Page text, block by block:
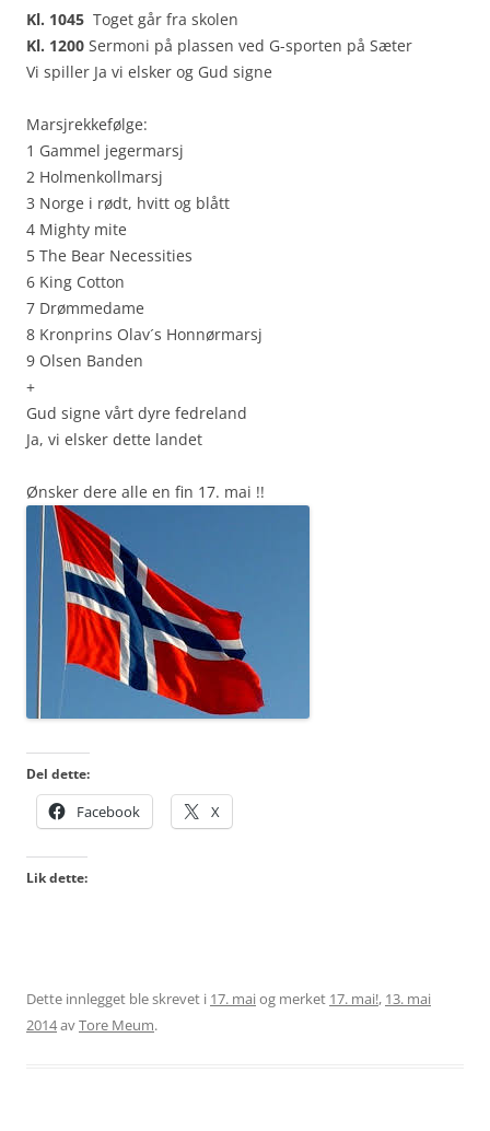
Kl. 1045 Toget går fra skolen
Kl. 1200 Sermoni på plassen ved G-sporten på Sæter
Vi spiller Ja vi elsker og Gud signe
Marsjrekkefølge:
1 Gammel jegermarsj
2 Holmenkollmarsj
3 Norge i rødt, hvitt og blått
4 Mighty mite
5 The Bear Necessities
6 King Cotton
7 Drømmedame
8 Kronprins Olav´s Honnørmarsj
9 Olsen Banden
+
Gud signe vårt dyre fedreland
Ja, vi elsker dette landet
Ønsker dere alle en fin 17. mai !!
Del dette:
Facebook X
Lik dette:
Dette innlegget ble skrevet i 17. maiog merket 17. mai!, 13. mai
2014avTore Meum.